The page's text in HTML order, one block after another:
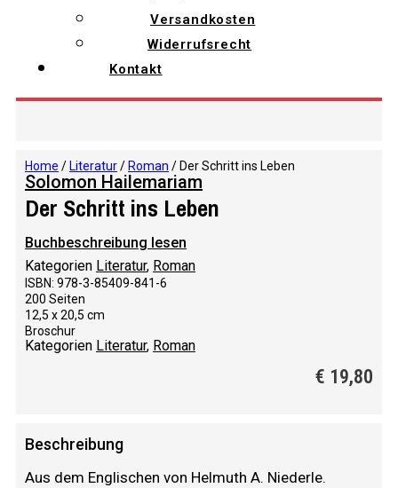
Versandkosten
Widerrufsrecht
Kontakt
Home / Literatur/ Roman / Der Schritt ins Leben
Solomon Hailemariam
Der Schritt ins Leben
Buchbeschreibung lesen
Kategorien Literatur, Roman
ISBN: 978-3-85409-841-6
200 Seiten
12,5 x 20,5 cm
Broschur
Kategorien Literatur, Roman
€ 19,80
Beschreibung
Aus dem Englischen von Helmuth A. Niederle.